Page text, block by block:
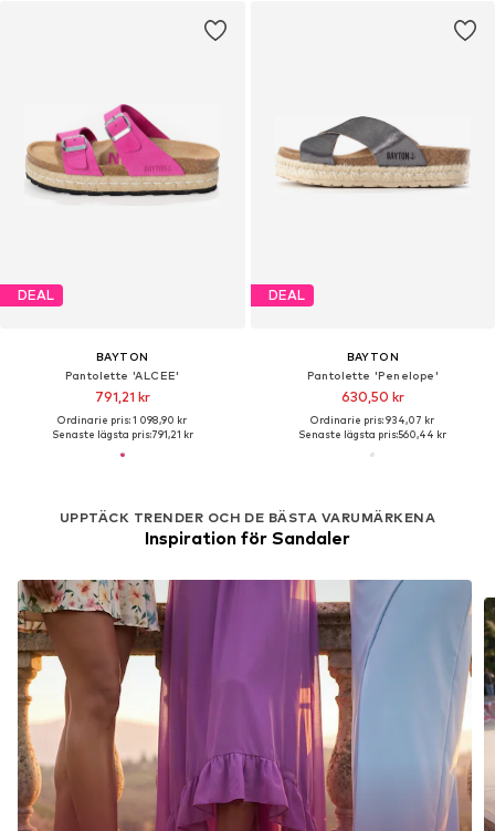
DEAL
BAYTON
Pantolette 'ALCEE'
791,21 kr
Ordinarie pris: 1 098,90 kr
Senaste lägsta pris:791,21 kr
UPPTÄCK TRENDER OCH DE BÄSTA VARUMÄRKENA
Inspiration för Sandaler
DEAL
BAYTON
Pantolette 'Penelope'
630,50 kr
Ordinarie pris: 934,07 kr
Senaste lägsta pris:560,44 kr